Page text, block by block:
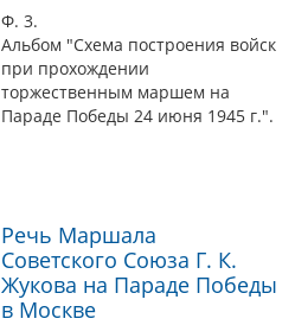
Ф. 3.
Альбом "Схема построения войск
при прохождении
торжественным маршем на
Параде Победы 24 июня 1945 г.".
Речь Маршала
Советского Союза Г. К.
Жукова на Параде Победы
в Москве